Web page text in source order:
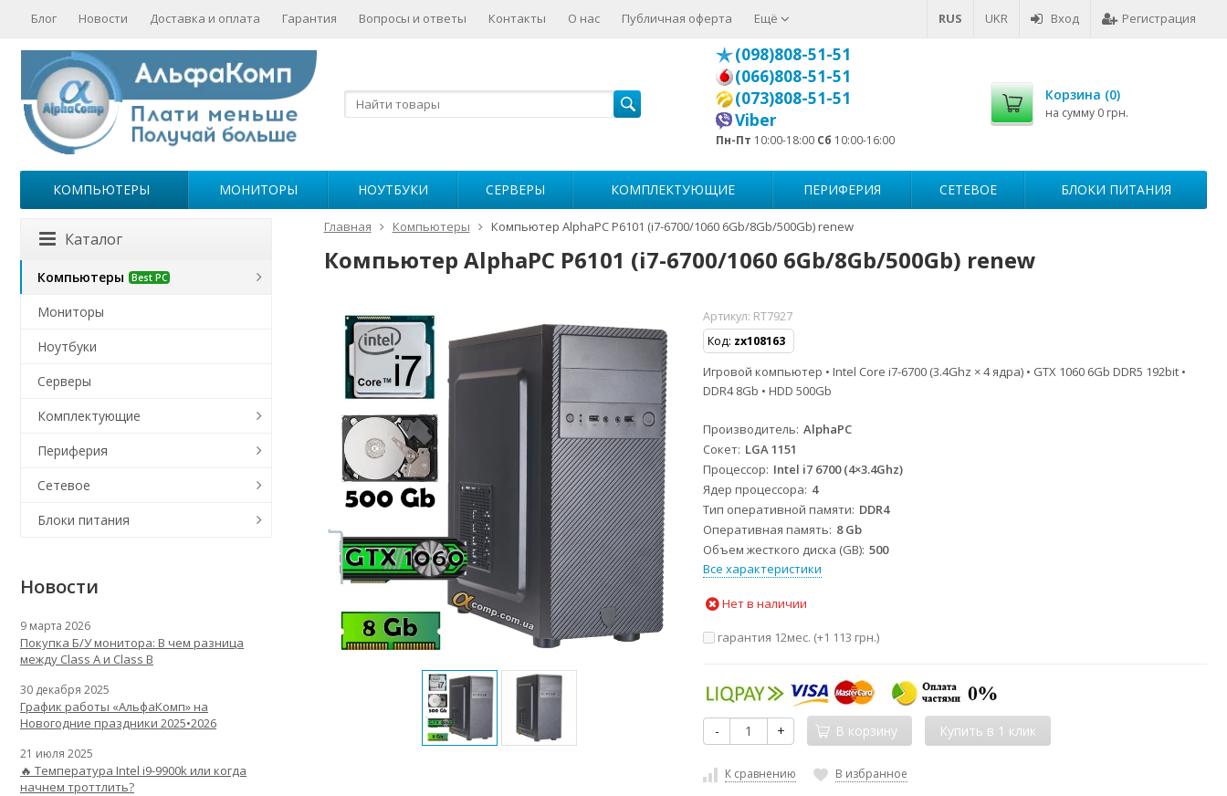
RUS UKR Вход Регистрация
Блог Новости Доставка и оплата Гарантия Вопросы и ответы Контакты О нас Публичная оферта Ещё
(098)808-51-51
(066)808-51-51
(073)808-51-51
Viber
Пн-Пт 10:00-18:00 Сб 10:00-16:00
Корзина (0)
на сумму 0 грн.
КОМПЬЮТЕРЫ МОНИТОРЫ НОУТБУКИ СЕРВЕРЫ КОМПЛЕКТУЮЩИЕ ПЕРИФЕРИЯ СЕТЕВОЕ БЛОКИ ПИТАНИЯ
Главная Компьютеры Компьютер AlphaPC P6101 (i7-6700/1060 6Gb/8Gb/500Gb) renew
Компьютер AlphaPC P6101 (i7-6700/1060 6Gb/8Gb/500Gb) renew
Артикул: RT7927
Код: zx108163
Игровой компьютер • Intel Core i7-6700 (3.4Ghz × 4 ядра) • GTX 1060 6Gb DDR5 192bit •
DDR4 8Gb • HDD 500Gb
Производитель AlphaPC
Сокет LGA 1151
Процессор Intel i7 6700 (4×3.4Ghz)
Ядер процессора 4
Тип оперативной памяти DDR4
Оперативная память 8 Gb
Объем жесткого диска (GB) 500
Все характеристики
Нет в наличии
гарантия 12мес. (+1 113 грн.)
- + В корзину
К сравнению В избранное
Каталог
Компьютеры Best PC
Мониторы
Ноутбуки
Серверы
Комплектующие
Периферия
Сетевое
Блоки питания
Новости
9 марта 2026
Покупка Б/У монитора: В чем разница
между Class A и Class B
30 декабря 2025
График работы «АльфаКомп» на
Новогодние праздники 2025•2026
21 июля 2025
🔥 Температура Intel i9-9900k или когда
начнем троттлить?